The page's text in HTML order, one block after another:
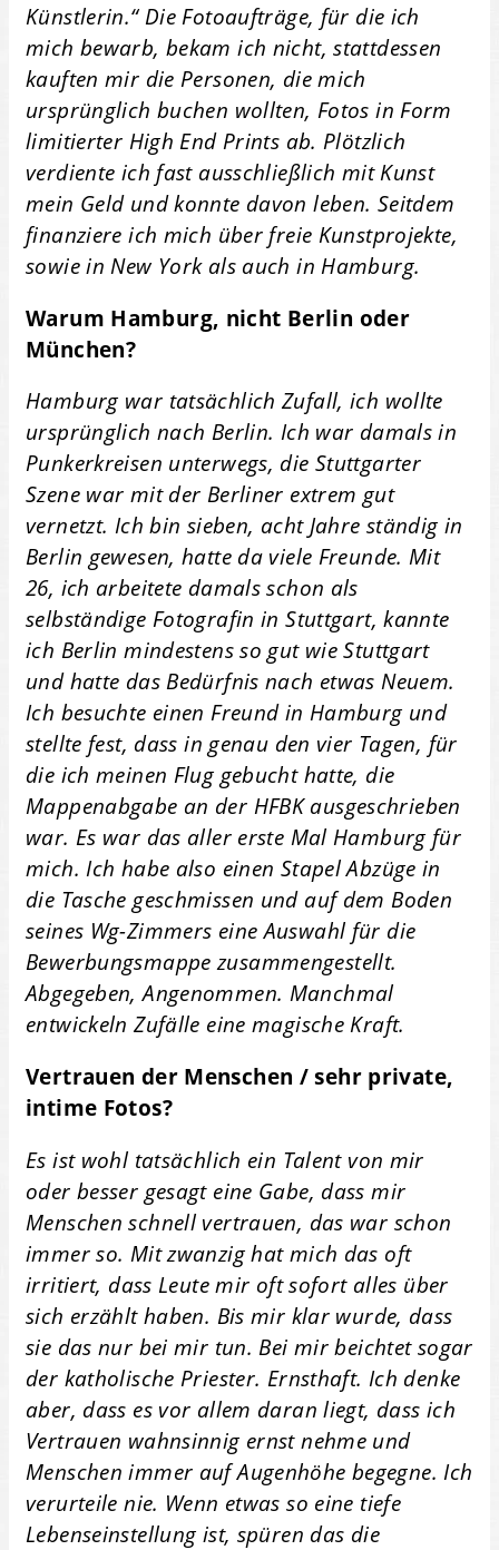
Künstlerin.“ Die Fotoaufträge, für die ich
mich bewarb, bekam ich nicht, stattdessen
kauften mir die Personen, die mich
ursprünglich buchen wollten, Fotos in Form
limitierter High End Prints ab. Plötzlich
verdiente ich fast ausschließlich mit Kunst
mein Geld und konnte davon leben. Seitdem
finanziere ich mich über freie Kunstprojekte,
sowie in New York als auch in Hamburg.
Warum Hamburg, nicht Berlin oder
München?
Hamburg war tatsächlich Zufall, ich wollte
ursprünglich nach Berlin. Ich war damals in
Punkerkreisen unterwegs, die Stuttgarter
Szene war mit der Berliner extrem gut
vernetzt. Ich bin sieben, acht Jahre ständig in
Berlin gewesen, hatte da viele Freunde. Mit
26, ich arbeitete damals schon als
selbständige Fotografin in Stuttgart, kannte
ich Berlin mindestens so gut wie Stuttgart
und hatte das Bedürfnis nach etwas Neuem.
Ich besuchte einen Freund in Hamburg und
stellte fest, dass in genau den vier Tagen, für
die ich meinen Flug gebucht hatte, die
Mappenabgabe an der HFBK ausgeschrieben
war. Es war das aller erste Mal Hamburg für
mich. Ich habe also einen Stapel Abzüge in
die Tasche geschmissen und auf dem Boden
seines Wg-Zimmers eine Auswahl für die
Bewerbungsmappe zusammengestellt.
Abgegeben, Angenommen. Manchmal
entwickeln Zufälle eine magische Kraft.
Vertrauen der Menschen / sehr private,
intime Fotos?
Es ist wohl tatsächlich ein Talent von mir
oder besser gesagt eine Gabe, dass mir
Menschen schnell vertrauen, das war schon
immer so. Mit zwanzig hat mich das oft
irritiert, dass Leute mir oft sofort alles über
sich erzählt haben. Bis mir klar wurde, dass
sie das nur bei mir tun. Bei mir beichtet sogar
der katholische Priester. Ernsthaft. Ich denke
aber, dass es vor allem daran liegt, dass ich
Vertrauen wahnsinnig ernst nehme und
Menschen immer auf Augenhöhe begegne. Ich
verurteile nie. Wenn etwas so eine tiefe
Lebenseinstellung ist, spüren das die